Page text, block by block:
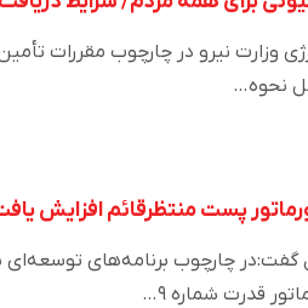
وزارت نیرو در چارچوب مقررات تأمین
نحوه…
پست منتظرقائم افزایش
چارچوب برنامه‌های توسعه‌ای
قدرت شماره ۹…